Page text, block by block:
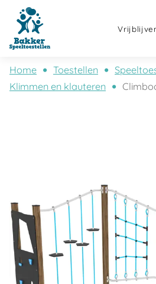
Home Toestellen
Klimmen en klauteren